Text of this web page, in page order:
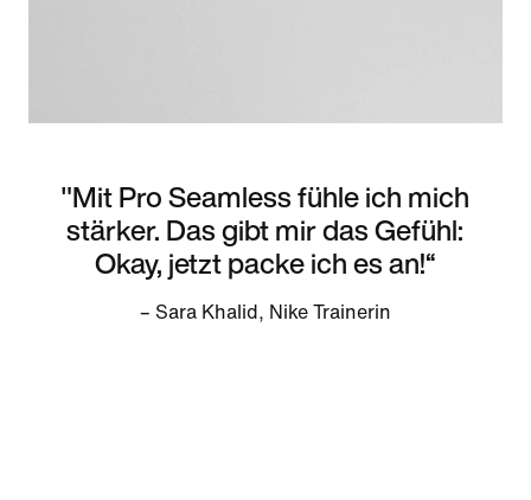
"Mit Pro Seamless fühle ich mich
stärker. Das gibt mir das Gefühl:
Okay, jetzt packe ich es an!“
– Sara Khalid, Nike Trainerin